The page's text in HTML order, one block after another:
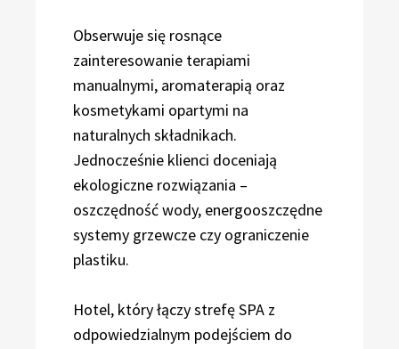
Obserwuje się rosnące
zainteresowanie terapiami
manualnymi, aromaterapią oraz
kosmetykami opartymi na
naturalnych składnikach.
Jednocześnie klienci doceniają
ekologiczne rozwiązania –
oszczędność wody, energooszczędne
systemy grzewcze czy ograniczenie
plastiku.
Hotel, który łączy strefę SPA z
odpowiedzialnym podejściem do